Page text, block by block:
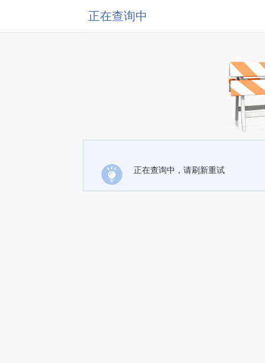
正在查询中
正在查询中，请刷新重试